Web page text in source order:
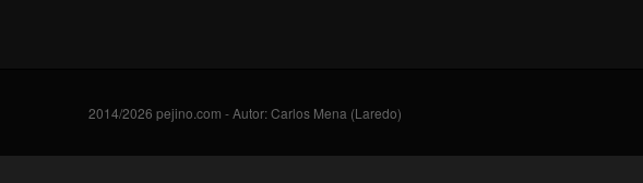
2014/2026 pejino.com - Autor: Carlos Mena (Laredo)